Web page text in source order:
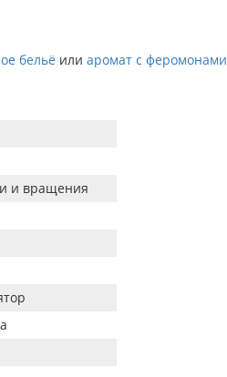
бельё или аромат с феромонами
и вращения